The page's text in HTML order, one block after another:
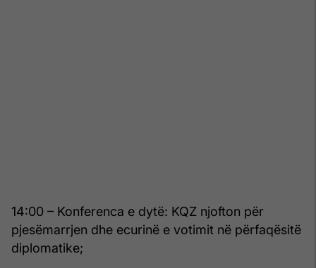
14:00 – Konferenca e dytë: KQZ njofton për
pjesëmarrjen dhe ecurinë e votimit në përfaqësitë
diplomatike;